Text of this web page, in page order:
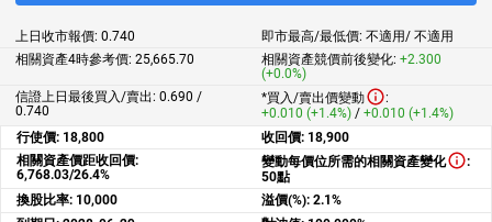
上日收市報價: 0.740 即市最高/最低價: 不適用/ 不適用
相關資產4時參考價: 25,665.70 相關資產競價前後變化: +2.300
(+0.0%)
信證上日最後買入/賣出: 0.690 /
0.740
*買入/賣出價變動
:
+0.010 (+1.4%) / +0.010 (+1.4%)
行使價: 18,800 收回價: 18,900
相關資產價距收回價:
6,768.03/26.4%
變動每價位所需的相關資產變化
:
50點
換股比率: 10,000 溢價(%): 2.1%